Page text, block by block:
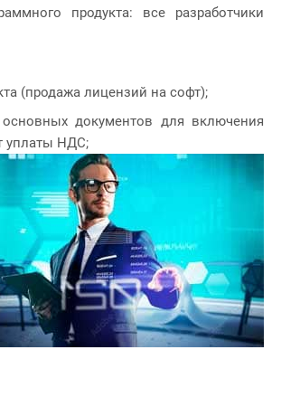
продукта: все разработчики
(продажа лицензий на софт);
документов для включения
уплаты НДС;